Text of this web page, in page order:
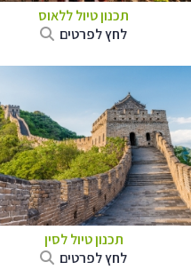
תכנון טיולללאוס
לחץ לפרטים
תכנון טיוללסין
לחץ לפרטים